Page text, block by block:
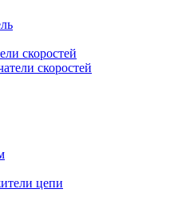
скоростей
скоростей
цепи